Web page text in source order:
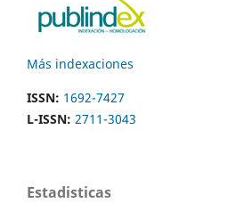
Más indexaciones
ISSN: 1692-7427
L-ISSN: 2711-3043
Estadisticas